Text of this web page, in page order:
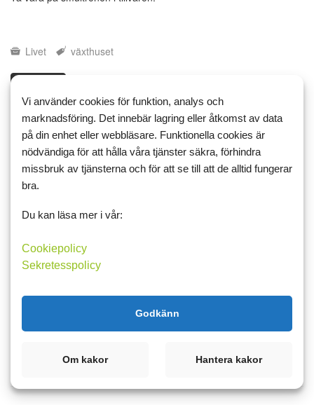
Livet växthuset
30 juni 2026 09:27
Jag ska måla hela världen
När det var som varmast gick det inte att vara ute några längre
och det var faktiskt väldigt trevligt. Ibland fick jag sällskap av
yngsta dottern, ibland satt jag solo.
Vi använder cookies för funktion, analys och
marknadsföring. Det innebär lagring eller åtkomst av data
på din enhet eller webbläsare. Funktionella cookies är
nödvändiga för att hålla våra tjänster säkra, förhindra
missbruk av tjänsterna och för att se till att de alltid fungerar
bra.
Du kan läsa mer i vår:
Cookiepolicy
Sekretesspolicy
Godkänn
Om kakor Hantera kakor